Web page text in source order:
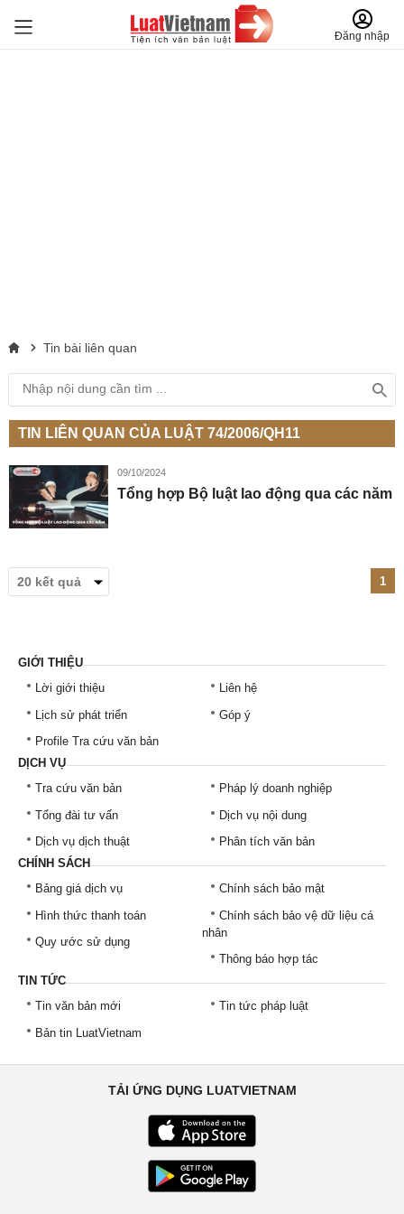
Đăng nhập
Tin bài liên quan
TIN LIÊN QUAN CỦA LUẬT 74/2006/QH11
09/10/2024
Tổng hợp Bộ luật lao động qua các năm
1
GIỚI THIỆU
Lời giới thiệu
Lịch sử phát triển
Profile Tra cứu văn bản
Liên hệ
Góp ý
DỊCH VỤ
Tra cứu văn bản
Tổng đài tư vấn
Dịch vụ dịch thuật
Pháp lý doanh nghiệp
Dịch vụ nội dung
Phân tích văn bản
CHÍNH SÁCH
Bảng giá dịch vụ
Hình thức thanh toán
Quy ước sử dụng
Chính sách bảo mật
Chính sách bảo vệ dữ liệu cá
nhân
Thông báo hợp tác
TIN TỨC
Tin văn bản mới
Bản tin LuatVietnam
Tin tức pháp luật
TẢI ỨNG DỤNG LUATVIETNAM